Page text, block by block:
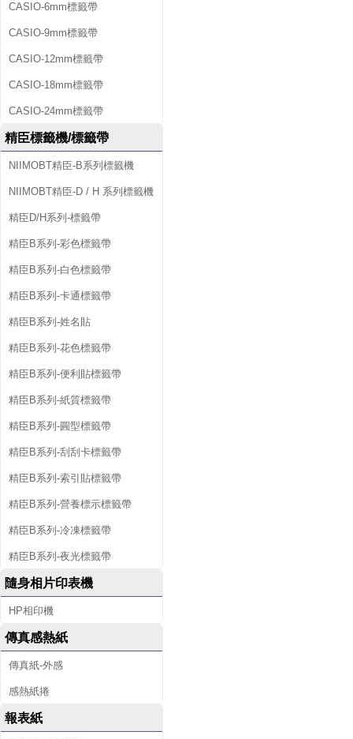
CASIO-6mm標籤帶
CASIO-9mm標籤帶
CASIO-12mm標籤帶
CASIO-18mm標籤帶
CASIO-24mm標籤帶
精臣標籤機/標籤帶
NIIMOBT精臣-B系列標籤機
NIIMOBT精臣-D / H 系列標籤機
精臣D/H系列-標籤帶
精臣B系列-彩色標籤帶
精臣B系列-白色標籤帶
精臣B系列-卡通標籤帶
精臣B系列-姓名貼
精臣B系列-花色標籤帶
精臣B系列-便利貼標籤帶
精臣B系列-紙質標籤帶
精臣B系列-圓型標籤帶
精臣B系列-刮刮卡標籤帶
精臣B系列-索引貼標籤帶
精臣B系列-營養標示標籤帶
精臣B系列-冷凍標籤帶
精臣B系列-夜光標籤帶
隨身相片印表機
HP相印機
傳真感熱紙
傳真紙-外感
感熱紙捲
報表紙